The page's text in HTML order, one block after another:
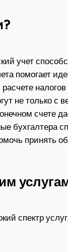
учет
помогает
налогов
не только с
счете
бухгалтера
принять
спектр